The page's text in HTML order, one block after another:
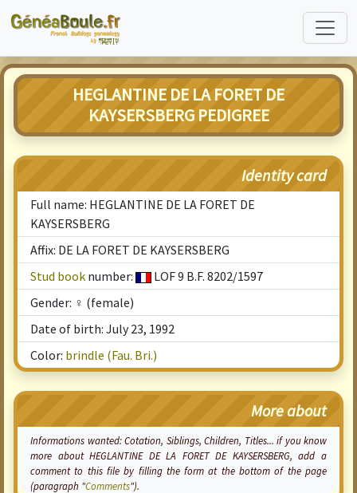
HEGLANTINE DE LA FORET DE
KAYSERSBERG PEDIGREE
Identity card
Full name: HEGLANTINE DE LA FORET DE
KAYSERSBERG
Affix: DE LA FORET DE KAYSERSBERG
Stud book number:
LOF 9 B.F. 8202/1597
Gender: ♀ (female)
Date of birth: July 23, 1992
Color: brindle (Fau. Bri.)
More about
Informations wanted:Cotation, Siblings, Children, Titles... if you know
more about HEGLANTINE DE LA FORET DE KAYSERSBERG, add a
comment to this file by filling the form at the bottom of the page
(paragraph "Comments").